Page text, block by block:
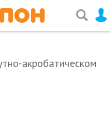
акробатическом